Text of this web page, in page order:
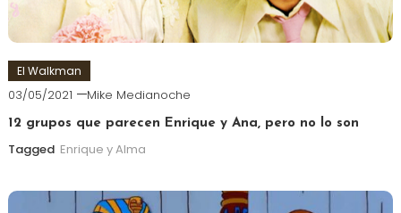
El Walkman
03/05/2021 Mike Medianoche
12 grupos que parecen Enrique y Ana, pero no lo son
Tagged Enrique y Alma